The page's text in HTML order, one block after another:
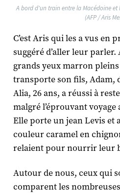
A bord d'un train entre la Macédoine et
(AFP / Aris
C’est Aris qui les a vus en
suggéré d’aller leur parler.
grands yeux marron pleins
transporte son fils, Adam,
Alia, 26 ans, a réussi à
malgré l’éprouvant
Elle porte un jean Levis et
couleur caramel en
relaient pour nourrir leur
Autour de nous, ceux qui
comparent les